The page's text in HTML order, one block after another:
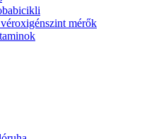
mérők